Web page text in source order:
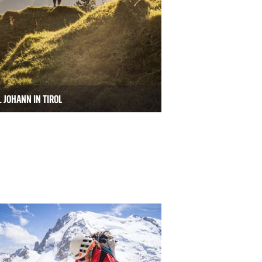
JOHANN IN TIROL